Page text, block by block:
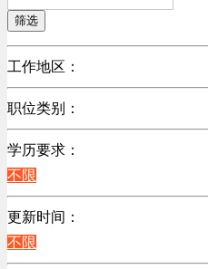
筛选
工作地区：
不限
职位类别：
不限
生产/加工/认证类
机械制造/仪器仪表类
汽车/交通类
技工/维修类
贸易/物流/仓储/采购类
学历要求：
不限
更新时间：
不限